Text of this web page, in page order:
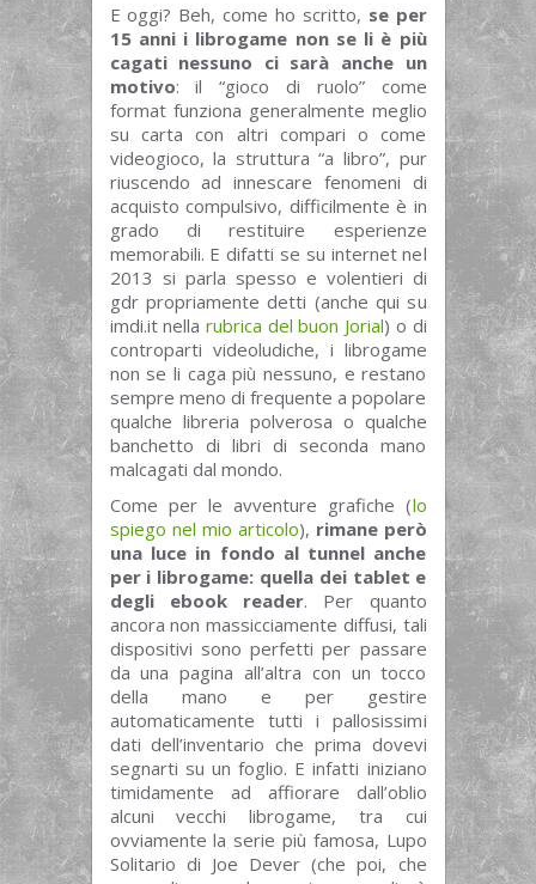
E oggi? Beh, come ho scritto, se per
15 anni i librogame non se li è più
cagati nessuno ci sarà anche un
motivo: il “gioco di ruolo” come
format funziona generalmente meglio
su carta con altri compari o come
videogioco, la struttura “a libro”, pur
riuscendo ad innescare fenomeni di
acquisto compulsivo, difficilmente è in
grado di restituire esperienze
memorabili. E difatti se su internet nel
2013 si parla spesso e volentieri di
gdr propriamente detti (anche qui su
imdi.it nella rubrica del buon Jorial) o di
controparti videoludiche, i librogame
non se li caga più nessuno, e restano
sempre meno di frequente a popolare
qualche libreria polverosa o qualche
banchetto di libri di seconda mano
malcagati dal mondo.
Come per le avventure grafiche (lo
spiego nel mio articolo), rimane però
una luce in fondo al tunnel anche
per i librogame: quella dei tablet e
degli ebook reader. Per quanto
ancora non massicciamente diffusi, tali
dispositivi sono perfetti per passare
da una pagina all’altra con un tocco
della mano e per gestire
automaticamente tutti i pallosissimi
dati dell’inventario che prima dovevi
segnarti su un foglio. E infatti iniziano
timidamente ad affiorare dall’oblio
alcuni vecchi librogame, tra cui
ovviamente la serie più famosa, Lupo
Solitario di Joe Dever (che poi, che